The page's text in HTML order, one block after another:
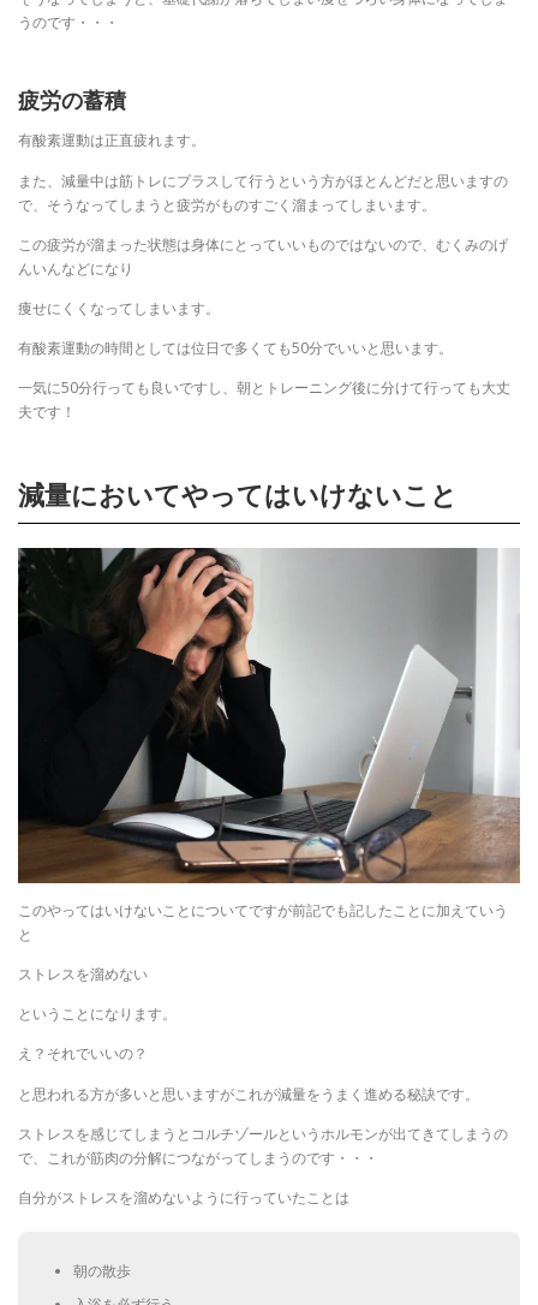
うのです・・・
疲労の蓄積
有酸素運動は正直疲れます。
また、減量中は筋トレにプラスして行うという方がほとんどだと思いますの
で、そうなってしまうと疲労がものすごく溜まってしまいます。
この疲労が溜まった状態は身体にとっていいものではないので、むくみのげ
んいんなどになり
痩せにくくなってしまいます。
有酸素運動の時間としては位日で多くても50分でいいと思います。
一気に50分行っても良いですし、朝とトレーニング後に分けて行っても大丈
夫です！
減量においてやってはいけないこと
このやってはいけないことについてですが前記でも記したことに加えていう
と
ストレスを溜めない
ということになります。
え？それでいいの？
と思われる方が多いと思いますがこれが減量をうまく進める秘訣です。
ストレスを感じてしまうとコルチゾールというホルモンが出てきてしまうの
で、これが筋肉の分解につながってしまうのです・・・
自分がストレスを溜めないように行っていたことは
朝の散歩